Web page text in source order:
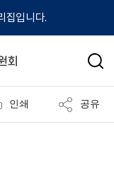
집입니다.
검
인쇄 공유